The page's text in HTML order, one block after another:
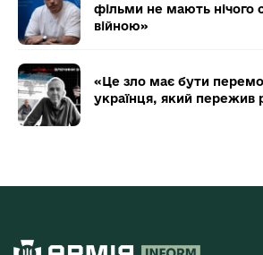
фільми не мають нічого
війною»
«Це зло має бути
українця, який пережив